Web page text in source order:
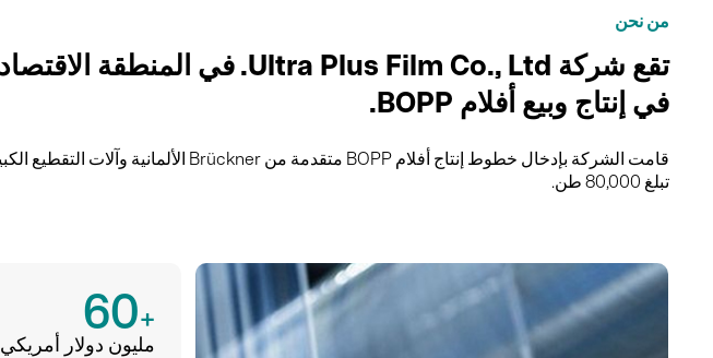
من نحن
في إنتاج وبيع أفلام BOPP.
قامت الشركة بإدخال خطوط إنتاج أفلام BOPP متقدمة من Brückner الألمانية وآلات التقطيع الكبيرة البريطانية Atlas، بطاقة إنتاج سنوية
تبلغ 80,000 طن.
60+
مليون دولار أمريكي